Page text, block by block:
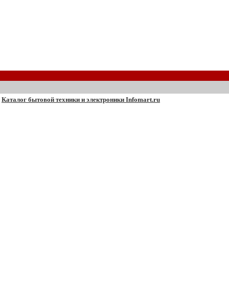
Каталог бытовой техники и электроники Infomart.ru